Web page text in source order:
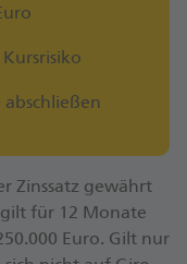
Zinssatz gewährt
gilt für 12 Monate
Euro. Gilt nur